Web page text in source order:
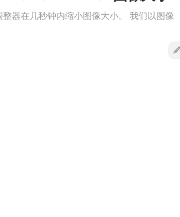
器在几秒钟内缩小图像大小。 我们以图像